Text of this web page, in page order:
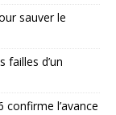
sauver le
failles d’un
confirme l’avance